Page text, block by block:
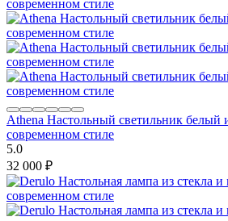
Athena Настольный светильник белый
современном стиле
5.0
32 000 ₽